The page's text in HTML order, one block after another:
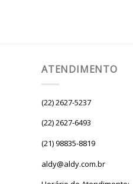
ATENDIMENTO
(22) 2627-5237
(22) 2627-6493
(21) 98835-8819
aldy@aldy.com.br